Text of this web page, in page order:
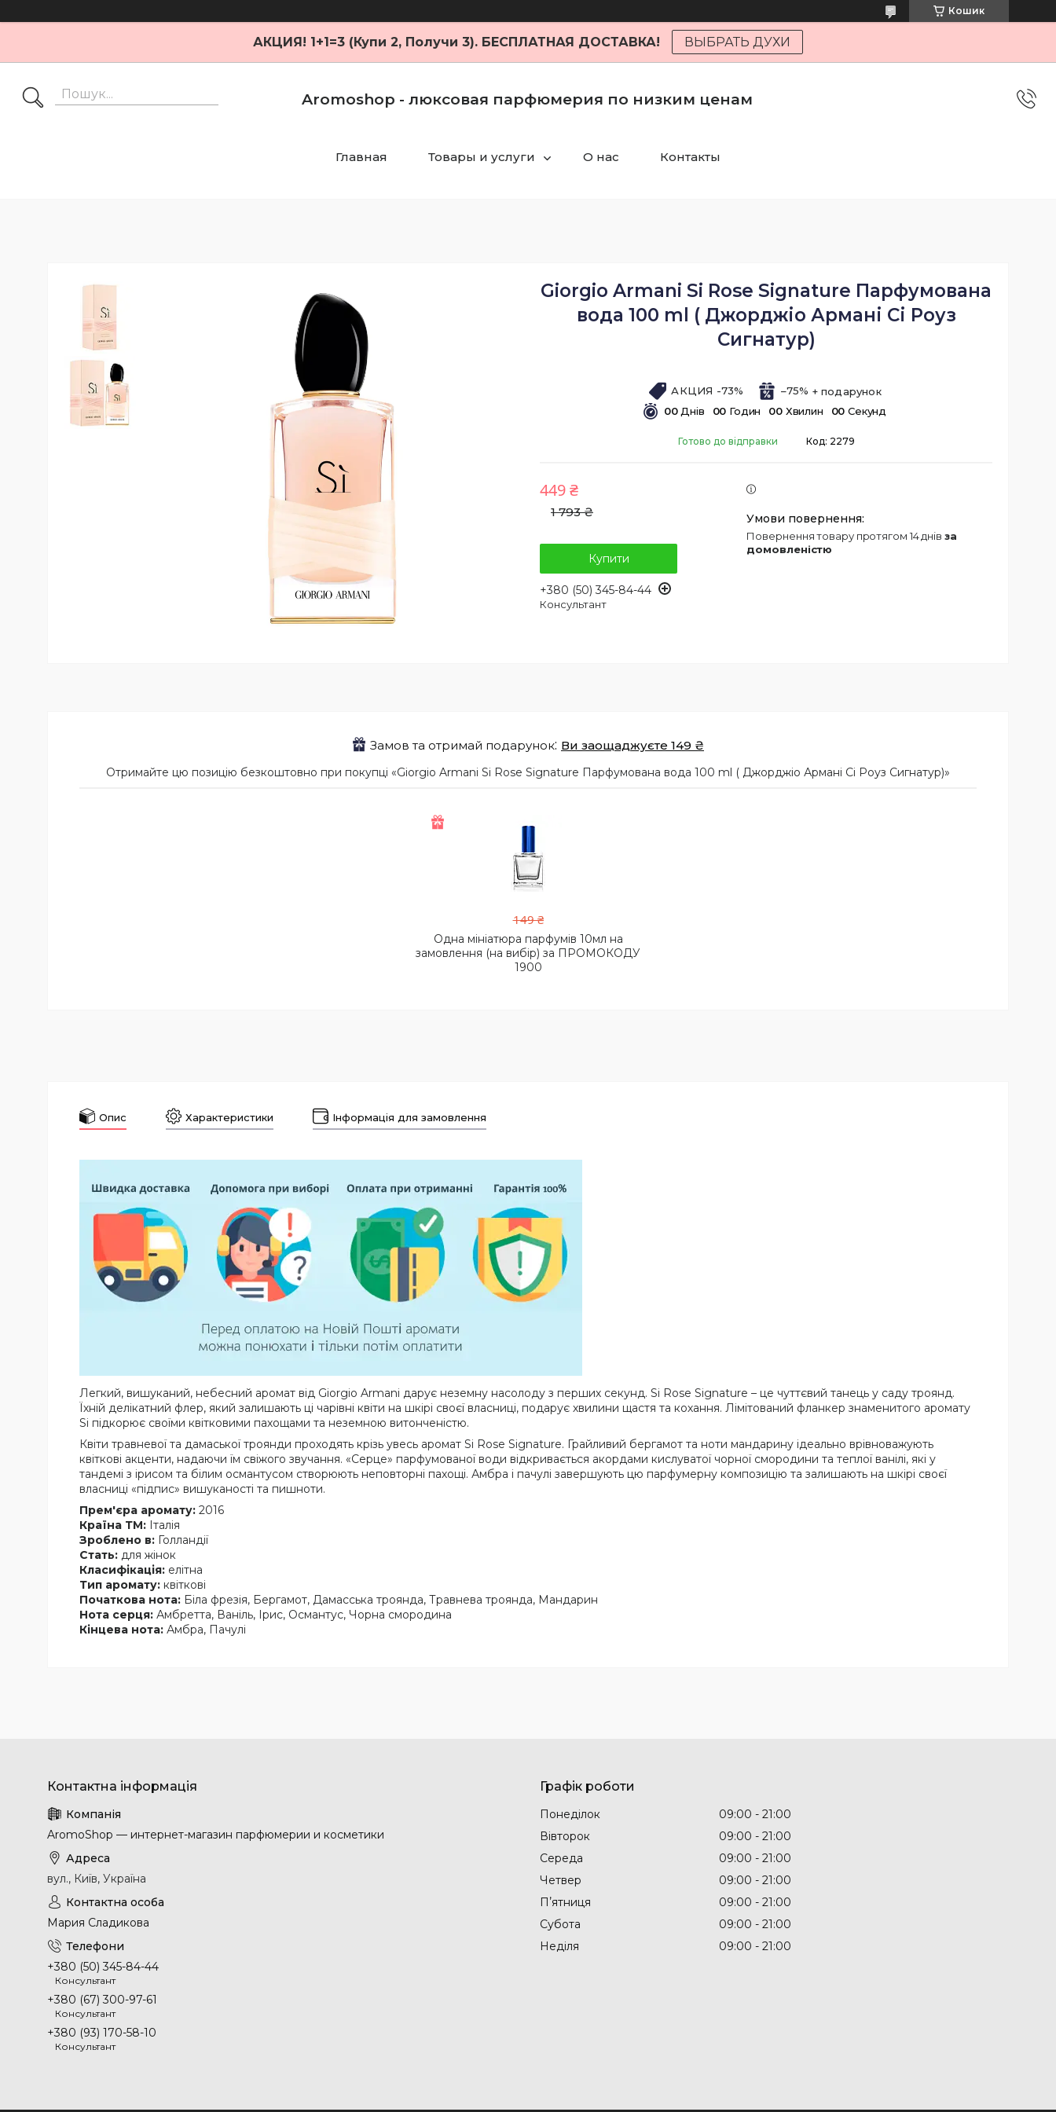
Кошик
АКЦИЯ! 1+1=3 (Купи 2, Получи 3). БЕСПЛАТНАЯ ДОСТАВКА! ВЫБРАТЬ ДУХИ
Aromoshop - люксовая парфюмерия по низким ценам
Главная Товары и услуги О нас Контакты
Giorgio Armani Si Rose Signature Парфумована
вода 100 ml ( Джорджіо Армані Сі Роуз
Сигнатур)
АКЦИЯ -73%
–75%
00 Днів 00 Годин 00 Хвилин 00 Секунд
Готово до відправки Код: 2279
1 793 ₴
449 ₴
Купити
+380 (50) 345-84-44
Консультант
повернення товару протягом 14 днів за
домовленістю
Замов та отримай подарунок Ви заощаджуєте 149 ₴
Отримайте цю позицію безкоштовно при покупці «Giorgio Armani Si Rose Signature Парфумована вода 100 ml ( Джорджіо Армані Сі Роуз Сигнатур)»
149 ₴
Одна мініатюра парфумів 10мл на
замовлення (на вибір) за ПРОМОКОДУ
1900
Опис Характеристики Інформація для замовлення
Легкий, вишуканий, небесний аромат від Giorgio Armani дарує неземну насолоду з перших секунд. Si Rose Signature – це чуттєвий танець у саду троянд.
Їхній делікатний флер, який залишають ці чарівні квіти на шкірі своєї власниці, подарує хвилини щастя та кохання. Лімітований фланкер знаменитого аромату
Si підкорює своїми квітковими пахощами та неземною витонченістю.
Квіти травневої та дамаської троянди проходять крізь увесь аромат Si Rose Signature. Грайливий бергамот та ноти мандарину ідеально врівноважують
квіткові акценти, надаючи їм свіжого звучання. «Серце» парфумованої води відкривається акордами кислуватої чорної смородини та теплої ванілі, які у
тандемі з ірисом та білим османтусом створюють неповторні пахощі. Амбра і пачулі завершують цю парфумерну композицію та залишають на шкірі своєї
власниці «підпис» вишуканості та пишноти.
Прем'єра аромату: 2016
Країна ТМ: Італія
Зроблено в: Голландії
Стать: для жінок
Класифікація: елітна
Тип аромату: квіткові
Початкова нота: Біла фрезія, Бергамот, Дамасська троянда, Травнева троянда, Мандарин
Нота серця: Амбретта, Ваніль, Ірис, Османтус, Чорна смородина
Кінцева нота: Амбра, Пачулі
AromoShop — интернет-магазин парфюмерии и косметики
вул., Київ, Україна
Мария Сладикова
+380 (50) 345-84-44
Консультант
+380 (67) 300-97-61
Консультант
+380 (93) 170-58-10
Консультант
Графік роботи
Понеділок 09:00
21:00
Вівторок
09:00
21:00
Середа
09:00
21:00
Четвер
09:00
21:00
Пʼятниця
09:00
21:00
Субота
09:00
21:00
Неділя
09:00 21:00